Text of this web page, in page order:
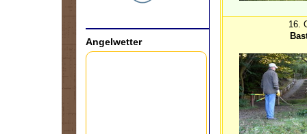
Angelwetter
16.